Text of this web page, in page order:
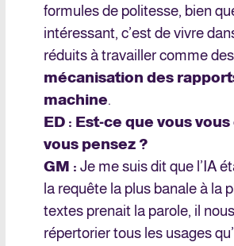
formules de politesse, bien
intéressant, c’est de vivre
réduits à travailler comme
mécanisation des
machine.
ED : Est-ce que vous
vous pensez ?
GM : Je me suis dit que l’IA
la requête la plus banale à la
textes prenait la parole, il
répertorier tous les usages